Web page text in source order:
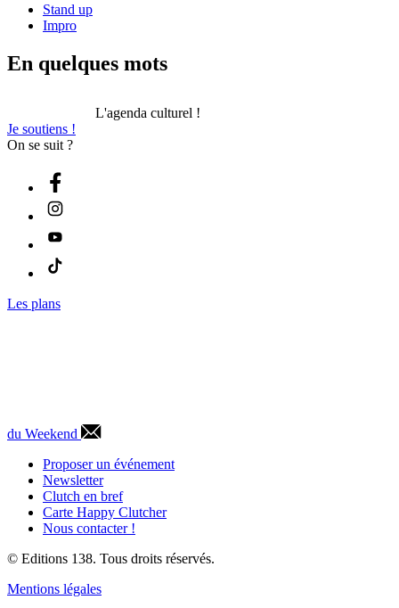
Stand up
Impro
En quelques mots
L'agenda culturel !
Je soutiens !
On se suit ?
Les plans
du Weekend
Proposer un événement
Newsletter
Clutch en bref
Carte Happy Clutcher
Nous contacter !
© Editions 138. Tous droits réservés.
Mentions légales